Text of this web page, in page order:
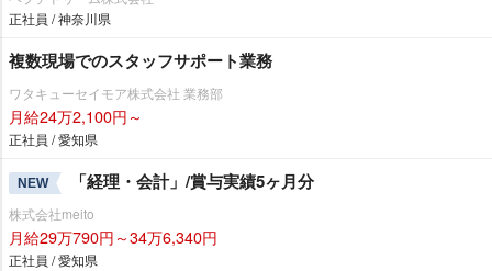
正社員 / 神奈川県
複数現場でのスタッフサポート業務
ワタキューセイモア株式会社 業務部
月給24万2,100円～
正社員 / 愛知県
NEW 「経理・会計」/賞与実績5ヶ月分
株式会社meito
月給29万790円～34万6,340円
正社員 / 愛知県